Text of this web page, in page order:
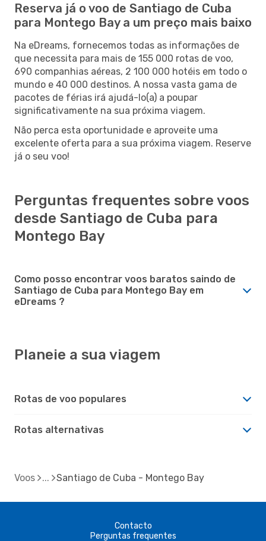
Reserva já o voo de Santiago de Cuba
para Montego Bay a um preço mais baixo
Na eDreams, fornecemos todas as informações de
que necessita para mais de 155 000 rotas de voo,
690 companhias aéreas, 2 100 000 hotéis em todo o
mundo e 40 000 destinos. A nossa vasta gama de
pacotes de férias irá ajudá-lo(a) a poupar
significativamente na sua próxima viagem.
Não perca esta oportunidade e aproveite uma
excelente oferta para a sua próxima viagem. Reserve
já o seu voo!
Perguntas frequentes sobre voos
desde Santiago de Cuba para
Montego Bay
Como posso encontrar voos baratos saindo de
Santiago de Cuba para Montego Bay em
eDreams ?
Planeie a sua viagem
Rotas de voo populares
Rotas alternativas
Voos Santiago de Cuba - Montego Bay
Contacto
Perguntas frequentes